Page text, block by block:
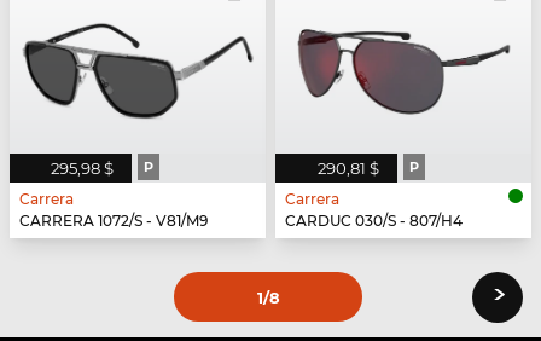
295,98 $ P
Carrera
CARRERA 1072/S - V81/M9
290,81 $ P
Carrera
CARDUC 030/S - 807/H4
1/8 ›